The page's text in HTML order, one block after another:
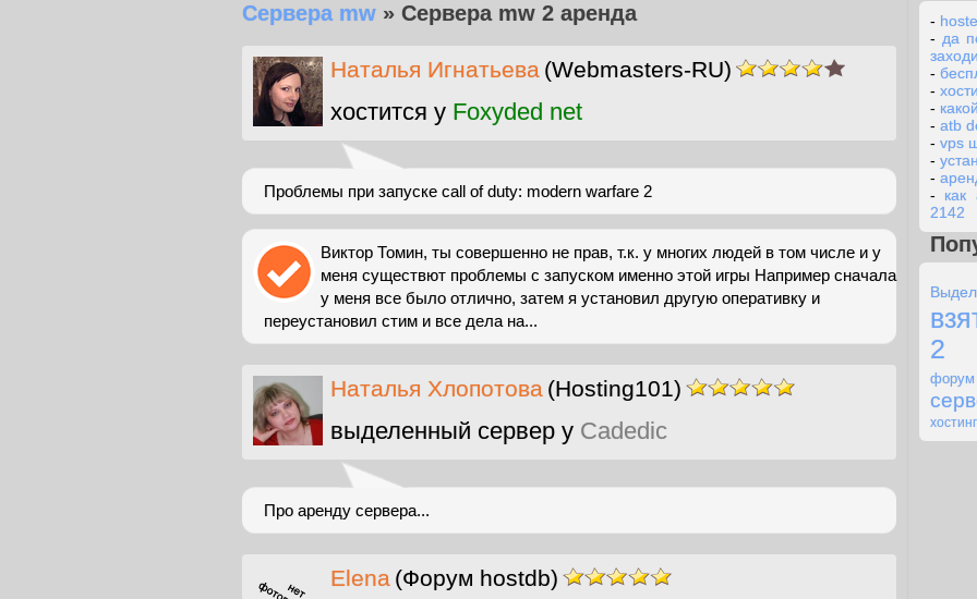
Сервера mw » Сервера mw 2 аренда
Наталья Игнатьева (Webmasters-RU)
хостится у Foxyded net
Проблемы при запуске call of duty: modern warfare 2
Виктор Томин, ты совершенно не прав, т.к. у многих людей в том числе и у
меня существют проблемы с запуском именно этой игры Например сначала
у меня все было отлично, затем я установил другую оперативку и
переустановил стим и все дела на...
Наталья Хлопотова (Hosting101)
выделенный сервер у Cadedic
Про аренду сервера...
Elena (Форум hostdb)
-
- да
-
-
-
- atb
- vps
-
-
- как
2142
2
форум